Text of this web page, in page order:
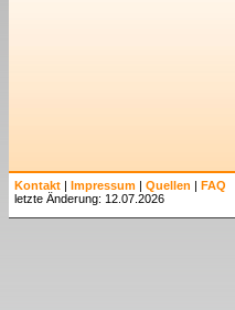
Kontakt | Impressum | Quellen | FAQ
letzte Änderung: 12.07.2026